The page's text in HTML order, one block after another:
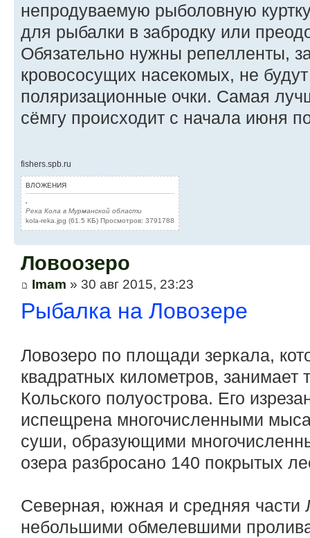
непродуваемую рыболовную
для рыбалки в забродку или
Обязательно нужны репелленты,
кровососущих насекомых, не
поляризационные очки. Самая
сёмгу происходит с начала июня
fishers.spb.ru
ВЛОЖЕНИЯ
Река Кола в Мурманской области
kola-reka.jpg (61.5 КБ) Просмотров: 3791788
Ловоозеро
Imam » 30 авг 2015, 23:23
Рыбалка на Ловозере
Ловозеро по площади зеркала,
квадратных километров, занимает
Кольского полуострова. Его
испещрена многочисленными
суши, образующими
озера разбросано 140 покрытых
Северная, южная и средняя части
небольшими обмелевшими